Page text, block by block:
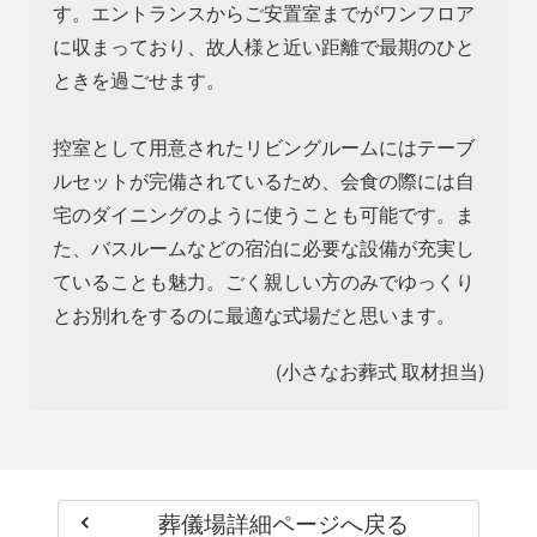
す。エントランスからご安置室までがワンフロア
に収まっており、故人様と近い距離で最期のひと
ときを過ごせます。
控室として用意されたリビングルームにはテーブ
ルセットが完備されているため、会食の際には自
宅のダイニングのように使うことも可能です。ま
た、バスルームなどの宿泊に必要な設備が充実し
ていることも魅力。ごく親しい方のみでゆっくり
とお別れをするのに最適な式場だと思います。
(小さなお葬式 取材担当)
葬儀場詳細ページへ戻る